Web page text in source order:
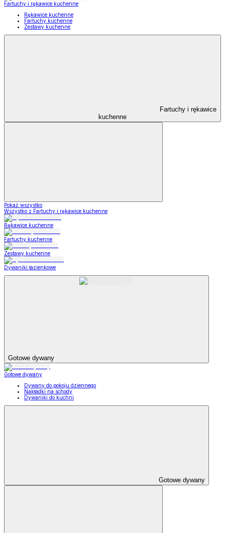
Fartuchy i rękawice kuchenne
Rękawice kuchenne
Fartuchy kuchenne
Zestawy kuchenne
Fartuchy i rękawice
kuchenne
Pokaż wszystko
Wszystko z Fartuchy i rękawice kuchenne
Rękawice kuchenne
Fartuchy kuchenne
Zestawy kuchenne
Dywaniki łazienkowe
Gotowe dywany
Gotowe dywany
Dywany do pokoju dziennego
Nakładki na schody
Dywaniki do kuchni
Gotowe dywany